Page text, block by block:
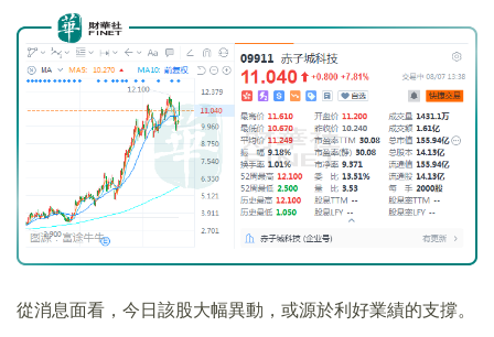
從消息面看，今日該股大幅異動，或源於利好業績的支撐。